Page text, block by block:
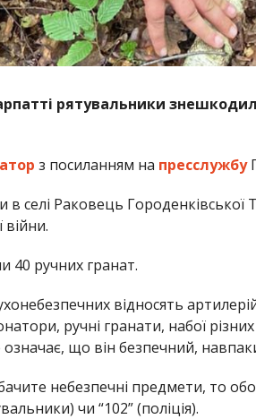
рятувальники
з посиланням на пресслужбу
селі Раковець
війни.
40 ручних гранат.
відносять
ручні гранати, набої
означає, що він безпечний,
небезпечні предмети, то
чи “102” (поліція).